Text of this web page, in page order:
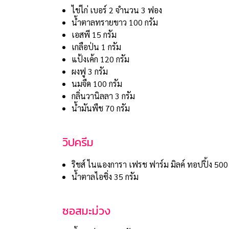
ไข่ไก่ เบอร์ 2 จำนวน 3 ฟอง
น้ำตาลทรายขาว 100 กรัม
เอสพี 15 กรัม
เกลือป่น 1 กรัม
แป้งเค้ก 120 กรัม
ผงฟู 3 กรัม
นมจืด 100 กรัม
กลิ่นวานิลลา 3 กรัม
น้ำมันพืช 70 กรัม
วิปครีม
ริชส์ ไนแองการา เฟรช ฟาร์ม มิลค์ ทอปปิ้ง
น้ำตาลไอซิ่ง 35 กรัม
ซอสมะม่วง